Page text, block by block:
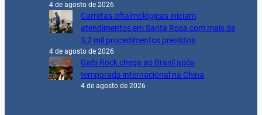
4 de agosto de 2026
Carretas oftalmológicas iniciam
atendimentos em Santa Rosa com mais de
3,2 mil procedimentos previstos
4 de agosto de 2026
Gabi Rock chega ao Brasil após
temporada internacional na China
4 de agosto de 2026